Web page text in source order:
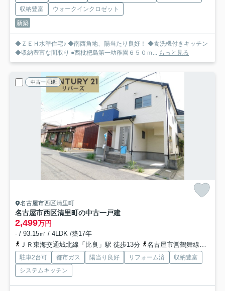
収納豊富
ウォークインクロゼット
新築
◆ＺＥＨ水準住宅♪ ◆南西角地、陽当たり良好！ ◆食洗機付きキッチン
◆収納豊富な間取り ●西枇杷島第一幼稚園６５０ｍ... もっと見る
中古一戸建
名古屋市西区清里町
名古屋市西区清里町の中古一戸建
2,499万円
- / 93.15㎡ / 4LDK /築17年
ＪＲ東海交通城北線「比良」駅 徒歩13分
名古屋市営鶴舞線「上小田井」駅 徒歩29分
駐車2台可 都市ガス 陽当り良好 リフォーム済
収納豊富
システムキッチン